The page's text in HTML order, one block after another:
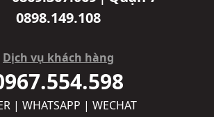
0898.149.108
Dịch vụ khách hàng
| WHATSAPP | WECHAT